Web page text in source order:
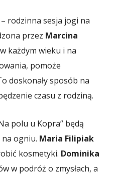
– rodzinna sesja jogi na
przez Marcina
każdym wieku i na
pomoże
doskonały sposób na
czasu z rodziną.
polu u Kopra” będą
ogniu. Maria Filipiak
kosmetyki. Dominika
w podróż o zmysłach, a